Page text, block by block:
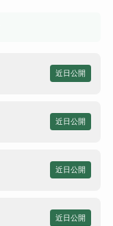
近日公開
近日公開
近日公開
近日公開